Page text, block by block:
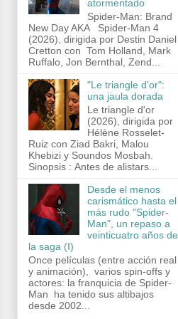
atormentado
Spider-Man: Brand
New Day AKA Spider-Man 4
(2026), dirigida por Destin Daniel
Cretton con Tom Holland, Mark
Ruffalo, Jon Bernthal, Zend...
"Le triangle d'or":
una jaula dorada
Le triangle d'or
(2026), dirigida por
Hélène Rosselet-
Ruiz con Ziad Bakri, Malou
Khebizi y Soundos Mosbah.
Sinopsis : Antes de alistars...
Desde el menos
carismático hasta el
más rudo "Spider-
Man", un repaso a
veinticuatro años de
la saga (I)
Once películas (entre acción real
y animación), varios spin-offs y
actores: la franquicia de Spider-
Man ha tenido sus altibajos
desde 2002...